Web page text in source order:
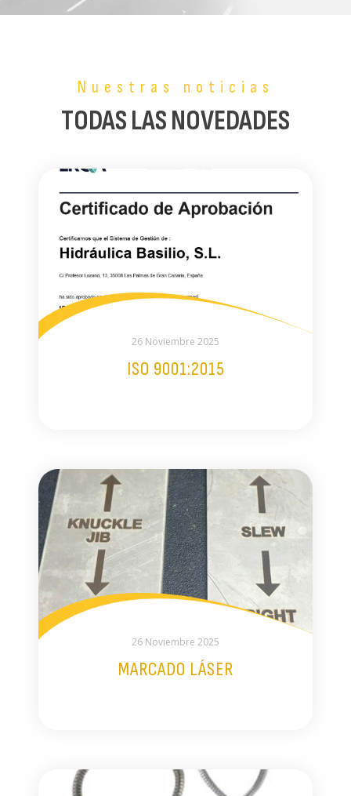
Nuestras noticias
TODAS LAS NOVEDADES
26 Noviembre 2025
ISO 9001:2015
26 Noviembre 2025
MARCADO LÁSER